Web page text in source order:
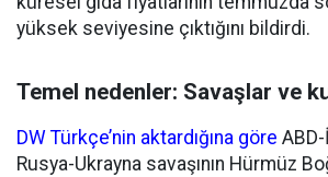
yüksek seviyesine çıktığını bildirdi.
Temel nedenler: Savaşlar ve
DW Türkçe’nin aktardığına göre
Rusya-Ukrayna savaşının Hürmüz